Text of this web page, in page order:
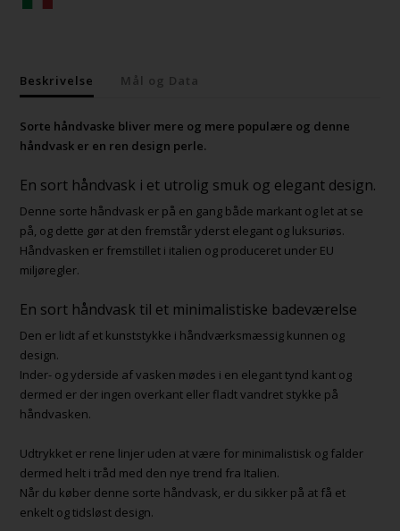
Beskrivelse Mål og Data
Sorte håndvaske bliver mere og mere populære og denne
håndvask er en ren design perle.
En sort håndvask i et utrolig smuk og elegant design.
Denne sorte håndvask er på en gang både markant og let at se
på, og dette gør at den fremstår yderst elegant og luksuriøs.
Håndvasken er fremstillet i italien og produceret under EU
miljøregler.
En sort håndvask til et minimalistiske badeværelse
Den er lidt af et kunststykke i håndværksmæssig kunnen og
design.
Inder- og yderside af vasken mødes i en elegant tynd kant og
dermed er der ingen overkant eller fladt vandret stykke på
håndvasken.
Udtrykket er rene linjer uden at være for minimalistisk og falder
dermed helt i tråd med den nye trend fra Italien.
Når du køber denne sorte håndvask, er du sikker på at få et
enkelt og tidsløst design.